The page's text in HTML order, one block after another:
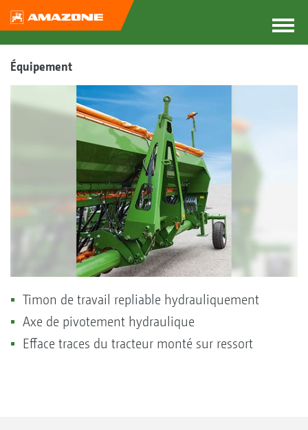
Équipement
Timon de travail repliable hydrauliquement
Axe de pivotement hydraulique
Efface traces du tracteur monté sur ressort